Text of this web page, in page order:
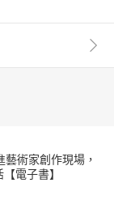
術家創作現場，
電子書】